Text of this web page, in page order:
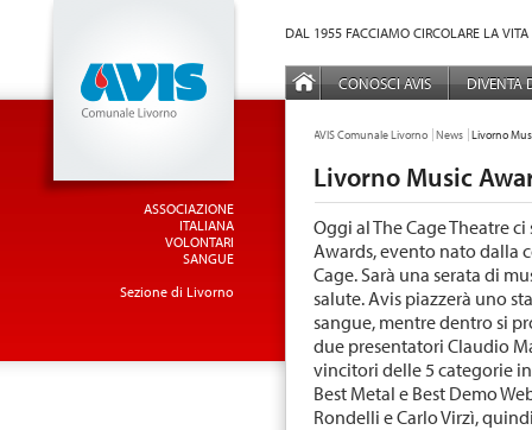
ASSOCIAZIONE
ITALIANA
VOLONTARI
SANGUE
Sezione di Livorno
DAL 1955 FACCIAMO CIRCOLARE LA
MENÙ PRINCIPALE
CONOSCI AVIS DIVENTA
TU SEI QUI:
AVIS Comunale Livorno News Livorno
Livorno Music
Oggi al The Cage Theatre
Awards, evento nato dalla
Cage. Sarà una serata di
salute. Avis piazzerà uno
sangue, mentre dentro si
due presentatori Claudio
vincitori delle 5 categorie
Best Metal e Best Demo
Rondelli e Carlo Virzì,